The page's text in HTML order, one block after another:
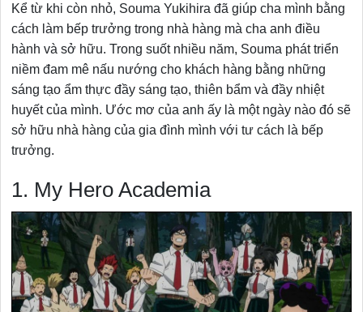
Kể từ khi còn nhỏ, Souma Yukihira đã giúp cha mình bằng
cách làm bếp trưởng trong nhà hàng mà cha anh điều
hành và sở hữu. Trong suốt nhiều năm, Souma phát triển
niềm đam mê nấu nướng cho khách hàng bằng những
sáng tạo ẩm thực đầy sáng tạo, thiên bẩm và đầy nhiệt
huyết của mình. Ước mơ của anh ấy là một ngày nào đó sẽ
sở hữu nhà hàng của gia đình mình với tư cách là bếp
trưởng.
1. My Hero Academia